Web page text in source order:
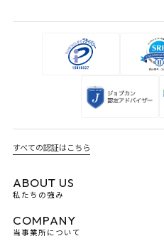
すべての認証はこちら
ABOUT US
私たちの強み
COMPANY
当事業所について